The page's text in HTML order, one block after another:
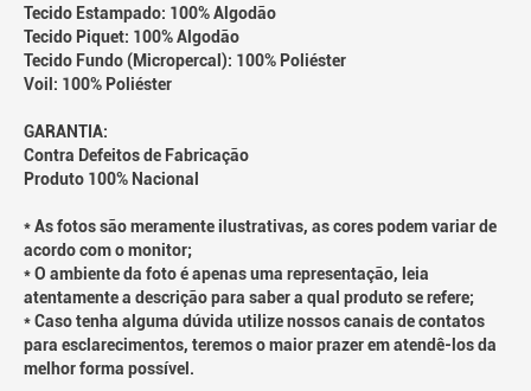
Tecido Estampado: 100% Algodão
Tecido Piquet: 100% Algodão
Tecido Fundo (Micropercal): 100% Poliéster
Voil: 100% Poliéster
GARANTIA:
Contra Defeitos de Fabricação
Produto 100% Nacional
* As fotos são meramente ilustrativas, as cores podem variar de
acordo com o monitor;
* O ambiente da foto é apenas uma representação, leia
atentamente a descrição para saber a qual produto se refere;
* Caso tenha alguma dúvida utilize nossos canais de contatos
para esclarecimentos, teremos o maior prazer em atendê-los da
melhor forma possível.